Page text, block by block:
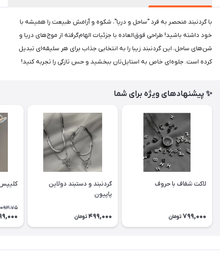
با گردنبند منحصر به فرد "ساحل و دریا"، شکوه و آرامش طبیعت را همیشه با
خود داشته باشید! طراحی فوق‌العاده با جزئیات الهام‌گرفته از موج‌های دریا و
شن‌های ساحل، این گردنبند زیبا را به انتخابی جذاب برای هر سلیقه‌ای تبدیل
کرده است. جلوه‌ای خاص به استایل‌تان ببخشید و حس تازگی را تجربه کنید!
✨ پیشنهادهای ویژه برای شما
لاکت شفاف با حروف
799,000 تومان
گردنبند و دستبند دولاین
پاپیون
499,000 تومان